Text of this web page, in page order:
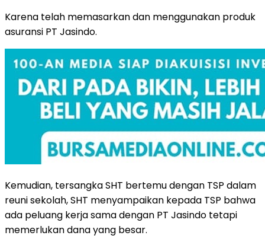
Karena telah memasarkan dan menggunakan produk
asuransi PT Jasindo.
Kemudian, tersangka SHT bertemu dengan TSP dalam
reuni sekolah, SHT menyampaikan kepada TSP bahwa
ada peluang kerja sama dengan PT Jasindo tetapi
memerlukan dana yang besar.